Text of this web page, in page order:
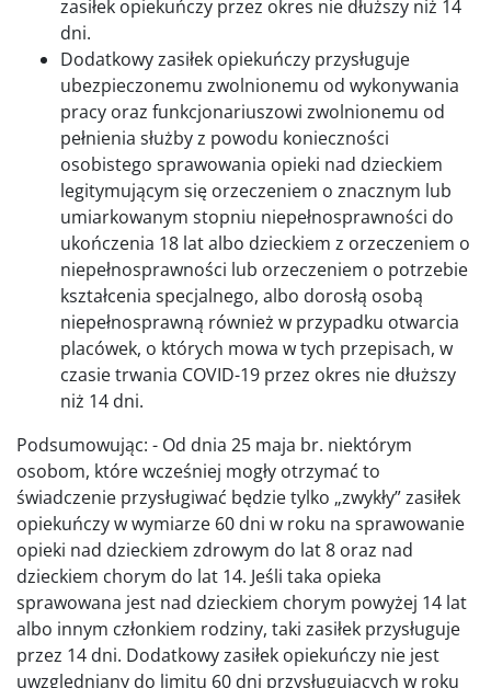
zasiłek opiekuńczy przez okres nie dłuższy niż 14
dni.
Dodatkowy zasiłek opiekuńczy przysługuje
ubezpieczonemu zwolnionemu od wykonywania
pracy oraz funkcjonariuszowi zwolnionemu od
pełnienia służby z powodu konieczności
osobistego sprawowania opieki nad dzieckiem
legitymującym się orzeczeniem o znacznym lub
umiarkowanym stopniu niepełnosprawności do
ukończenia 18 lat albo dzieckiem z orzeczeniem o
niepełnosprawności lub orzeczeniem o potrzebie
kształcenia specjalnego, albo dorosłą osobą
niepełnosprawną również w przypadku otwarcia
placówek, o których mowa w tych przepisach, w
czasie trwania COVID-19 przez okres nie dłuższy
niż 14 dni.
Podsumowując: - Od dnia 25 maja br. niektórym
osobom, które wcześniej mogły otrzymać to
świadczenie przysługiwać będzie tylko „zwykły” zasiłek
opiekuńczy w wymiarze 60 dni w roku na sprawowanie
opieki nad dzieckiem zdrowym do lat 8 oraz nad
dzieckiem chorym do lat 14. Jeśli taka opieka
sprawowana jest nad dzieckiem chorym powyżej 14 lat
albo innym członkiem rodziny, taki zasiłek przysługuje
przez 14 dni. Dodatkowy zasiłek opiekuńczy nie jest
uwzględniany do limitu 60 dni przysługujących w roku